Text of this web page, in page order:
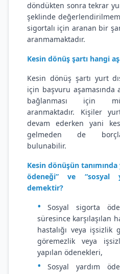
döndükten sonra tekrar
şeklinde
sigortalı için aranan bir
aranmamaktadır.
Kesin dönüş şartı hangi
Kesin dönüş şartı yurt
için başvuru aşamasında
bağlanması için
aranmaktadır. Kişiler
devam ederken yani
gelmeden de
bulunabilir.
Kesin dönüşün
ödeneği” ve “sosyal
demektir?
Sosyal sigorta
süresince karşılaşılan
hastalığı veya
göremezlik veya
yapılan ödenekleri,
Sosyal yardım